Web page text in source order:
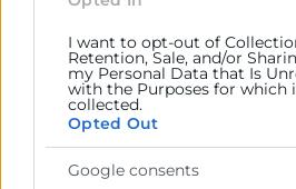
I want to opt-out of
Retention, Sale, and/or
my Personal Data that Is
with the Purposes for which
collected.
Opted Out
Google consents
previstas en la Ley, o que
delegar las Administraciones
Contacto